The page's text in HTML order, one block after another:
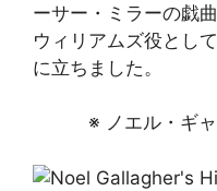
ーサー・ミラーの戯
ウィリアムズ役とし
に立ちました。
※ ノエル・ギ